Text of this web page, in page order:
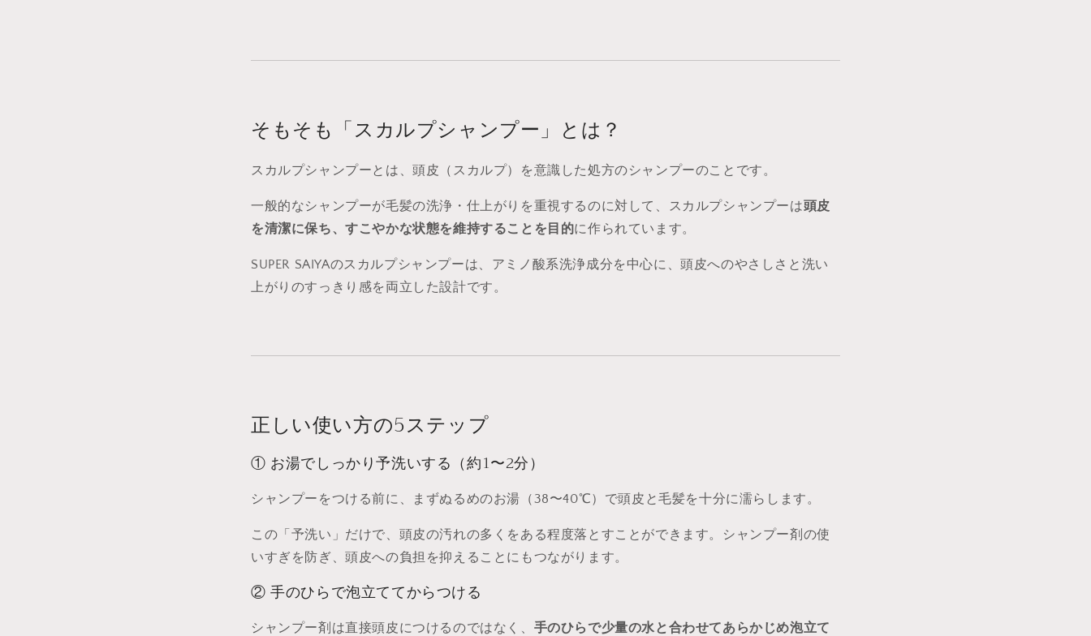
そもそも「スカルプシャンプー」とは？
スカルプシャンプーとは、頭皮（スカルプ）を意識した処方のシャンプーのことです。
一般的なシャンプーが毛髪の洗浄・仕上がりを重視するのに対して、スカルプシャンプーは頭皮
を清潔に保ち、すこやかな状態を維持することを目的に作られています。
SUPER SAIYAのスカルプシャンプーは、アミノ酸系洗浄成分を中心に、頭皮へのやさしさと洗い
上がりのすっきり感を両立した設計です。
正しい使い方の5ステップ
① お湯でしっかり予洗いする（約1〜2分）
シャンプーをつける前に、まずぬるめのお湯（38〜40℃）で頭皮と毛髪を十分に濡らします。
この「予洗い」だけで、頭皮の汚れの多くをある程度落とすことができます。シャンプー剤の使
いすぎを防ぎ、頭皮への負担を抑えることにもつながります。
② 手のひらで泡立ててからつける
シャンプー剤は直接頭皮につけるのではなく、 手のひらで少量の水と合わせてあらかじめ泡立て